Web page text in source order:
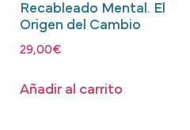
Recableado Mental. El
Origen del Cambio
29,00€
Añadir al carrito